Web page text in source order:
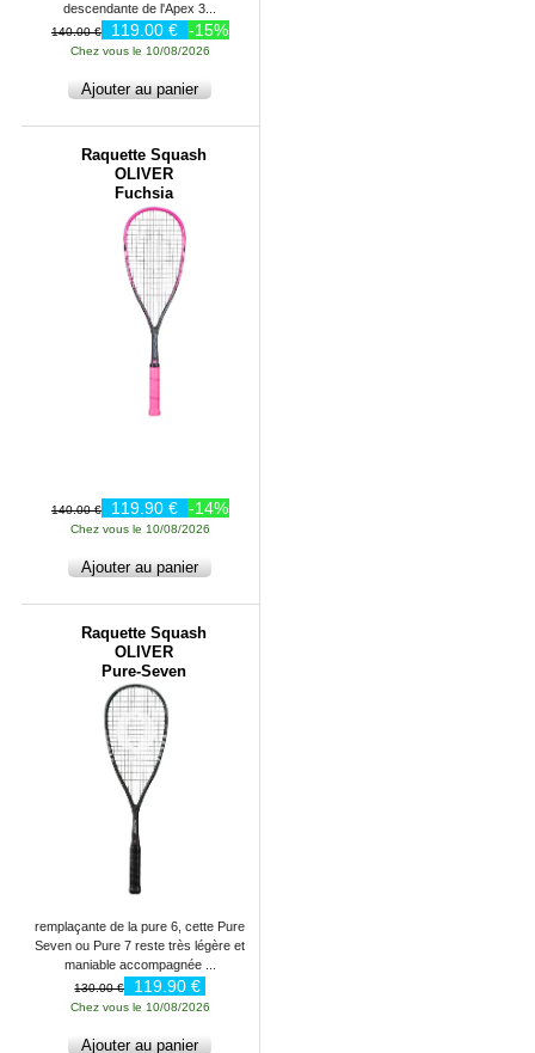
descendante de l'Apex 3...
140.00 € 119.00 € -15%
Chez vous le 10/08/2026
Raquette Squash
OLIVER
Fuchsia
140.00 € 119.90 € -14%
Chez vous le 10/08/2026
Raquette Squash
OLIVER
Pure-Seven
remplaçante de la pure 6, cette Pure
Seven ou Pure 7 reste très légère et
maniable accompagnée ...
130.00 € 119.90 €
Chez vous le 10/08/2026